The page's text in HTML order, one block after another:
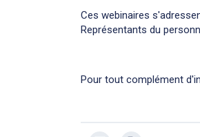
Ces webinaires
Représentants du
Pour tout complément